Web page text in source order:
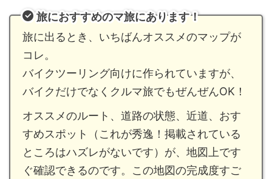
旅におすすめのマ旅にあります！
旅に出るとき、いちばんオススメのマップが
コレ。
バイクツーリング向けに作られていますが、
バイクだけでなくクルマ旅でもぜんぜんOK！
オススメのルート、道路の状態、近道、おす
すめスポット（これが秀逸！掲載されている
ところはハズレがないです）が、地図上です
ぐ確認できるのです。この地図の完成度すご